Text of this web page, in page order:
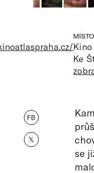
MÍSTO
Ke
FB
𝕏
se